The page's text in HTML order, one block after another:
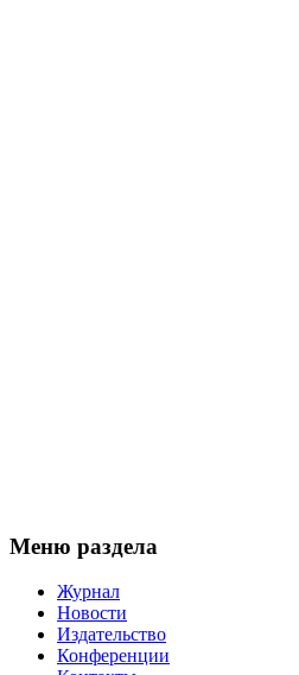
Меню раздела
Журнал
Новости
Издательство
Конференции